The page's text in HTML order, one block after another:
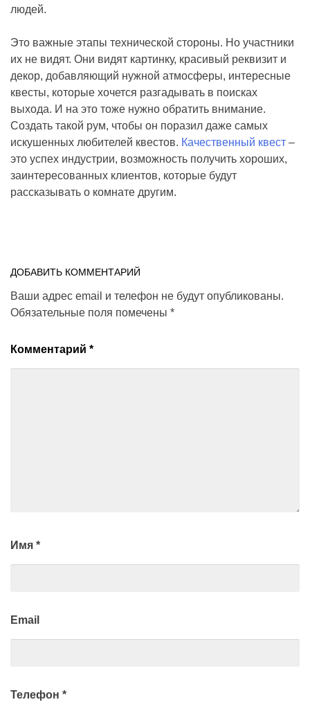
людей.
Это важные этапы технической стороны. Но участники
их не видят. Они видят картинку, красивый реквизит и
декор, добавляющий нужной атмосферы, интересные
квесты, которые хочется разгадывать в поисках
выхода. И на это тоже нужно обратить внимание.
Создать такой рум, чтобы он поразил даже самых
искушенных любителей квестов. Качественный квест –
это успех индустрии, возможность получить хороших,
заинтересованных клиентов, которые будут
рассказывать о комнате другим.
ДОБАВИТЬ КОММЕНТАРИЙ
Ваши адрес email и телефон не будут опубликованы.
Обязательные поля помечены *
Комментарий *
Имя *
Email
Телефон *